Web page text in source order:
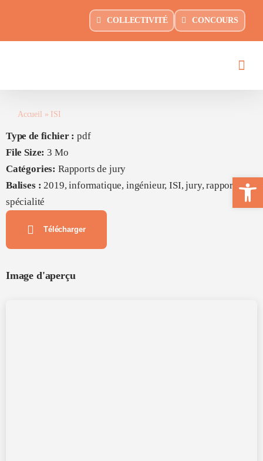
Ouvrir
contenu
COLLECTIVITÉ CONCOURS
Accueil » ISI
Type de fichier : pdf
File Size:3 Mo
Catégories: Rapports de jury
Balises : 2019, informatique, ingénieur, ISI, jury, rapport,
spécialité
Télécharger
Image d'aperçu